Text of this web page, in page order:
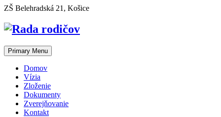
Skip
content
ZŠ Belehradská 21, Košice
Primary Menu
Domov
Vízia
Zloženie
Dokumenty
Zverejňovanie
Kontakt